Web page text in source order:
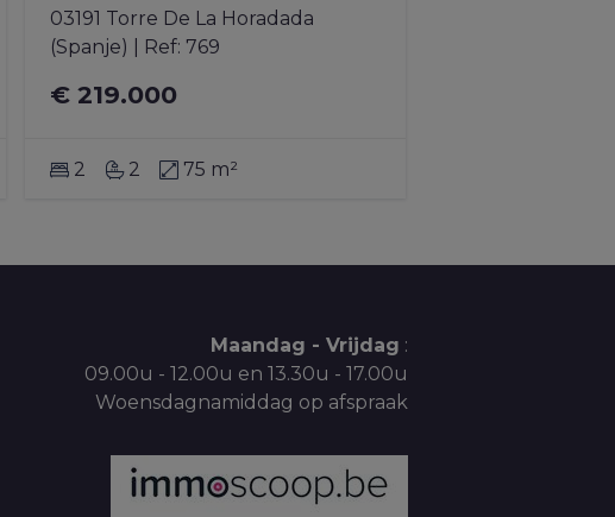
03191 Torre De La Horadada
(Spanje)
Ref: 769
€ 219.000
2 2 75 m²
Maandag - Vrijdag :
09.00u - 12.00u en 13.30u - 17.00u
Woensdagnamiddag op afspraak